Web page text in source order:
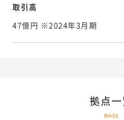
取引高
47億円 ※2024年3月期
拠点一
BASE